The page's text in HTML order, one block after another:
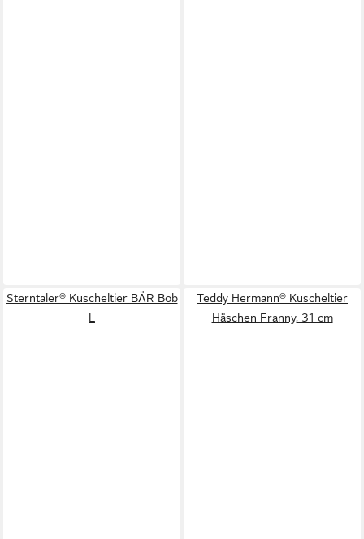
Sterntaler® Kuscheltier BÄR Bob
L
Teddy Hermann® Kuscheltier
Häschen Franny, 31 cm